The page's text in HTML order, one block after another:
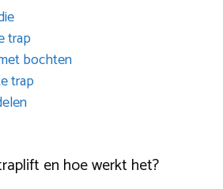
trap
bochten
trap
en hoe werkt het?